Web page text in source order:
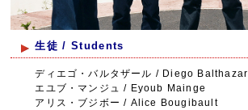
生徒 / Students
ディエゴ・バルタザール / Diego Balthazar
エユブ・マンジュ / Eyoub Mainge
アリス・ブジボー / Alice Bougibault